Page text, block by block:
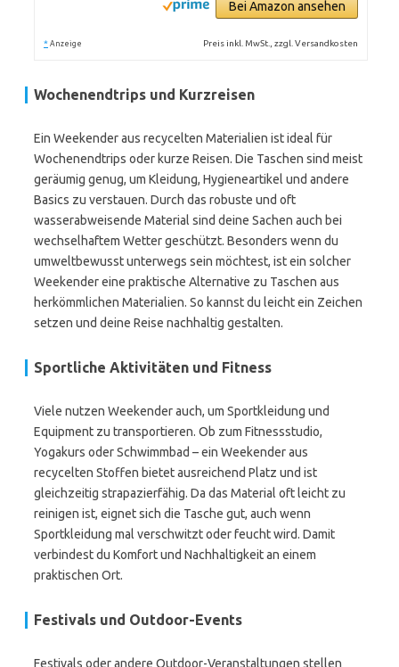
Bei Amazon ansehen
* Anzeige Preis inkl. MwSt., zzgl. Versandkosten
Wochenendtrips und Kurzreisen
Ein Weekender aus recycelten Materialien ist ideal für
Wochenendtrips oder kurze Reisen. Die Taschen sind meist
geräumig genug, um Kleidung, Hygieneartikel und andere
Basics zu verstauen. Durch das robuste und oft
wasserabweisende Material sind deine Sachen auch bei
wechselhaftem Wetter geschützt. Besonders wenn du
umweltbewusst unterwegs sein möchtest, ist ein solcher
Weekender eine praktische Alternative zu Taschen aus
herkömmlichen Materialien. So kannst du leicht ein Zeichen
setzen und deine Reise nachhaltig gestalten.
Sportliche Aktivitäten und Fitness
Viele nutzen Weekender auch, um Sportkleidung und
Equipment zu transportieren. Ob zum Fitnessstudio,
Yogakurs oder Schwimmbad – ein Weekender aus
recycelten Stoffen bietet ausreichend Platz und ist
gleichzeitig strapazierfähig. Da das Material oft leicht zu
reinigen ist, eignet sich die Tasche gut, auch wenn
Sportkleidung mal verschwitzt oder feucht wird. Damit
verbindest du Komfort und Nachhaltigkeit an einem
praktischen Ort.
Festivals und Outdoor-Events
Festivals oder andere Outdoor-Veranstaltungen stellen